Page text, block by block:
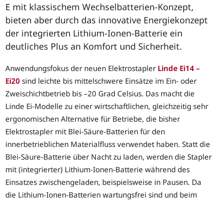
E mit klassischem Wechselbatterien-Konzept,
bieten aber durch das innovative Energiekonzept
der integrierten Lithium-Ionen-Batterie ein
deutliches Plus an Komfort und Sicherheit.
Anwendungsfokus der neuen Elektrostapler Linde Ei14 –
Ei20 sind leichte bis mittelschwere Einsätze im Ein- oder
Zweischichtbetrieb bis –20 Grad Celsius. Das macht die
Linde Ei-Modelle zu einer wirtschaftlichen, gleichzeitig sehr
ergonomischen Alternative für Betriebe, die bisher
Elektrostapler mit Blei-Säure-Batterien für den
innerbetrieblichen Materialfluss verwendet haben. Statt die
Blei-Säure-Batterie über Nacht zu laden, werden die Stapler
mit (integrierter) Lithium-Ionen-Batterie während des
Einsatzes zwischengeladen, beispielsweise in Pausen. Da
die Lithium-Ionen-Batterien wartungsfrei sind und beim